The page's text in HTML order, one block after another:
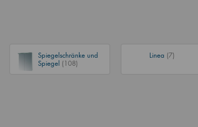
Spiegelschränke und
Spiegel (108)
Linea (7)